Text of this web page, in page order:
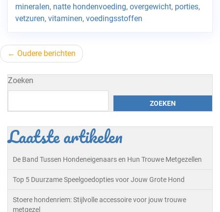
mineralen, natte hondenvoeding, overgewicht, porties,
vetzuren, vitaminen, voedingsstoffen
Berichtnavigatie
Oudere berichten
Zoeken
ZOEKEN
Laatste artikelen
De Band Tussen Hondeneigenaars en Hun Trouwe Metgezellen
Top 5 Duurzame Speelgoedopties voor Jouw Grote Hond
Stoere hondenriem: Stijlvolle accessoire voor jouw trouwe
metgezel